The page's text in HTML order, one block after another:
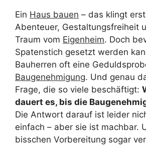
Ein Haus bauen – das klingt
Abenteuer, Gestaltungsfreiheit
Traum vom Eigenheim. Doch
Spatenstich gesetzt werden
Bauherren oft eine
Baugenehmigung. Und genau
Frage, die so viele beschäftigt:
dauert es, bis die
Die Antwort darauf ist leider
einfach – aber sie ist machbar.
bisschen Vorbereitung sogar